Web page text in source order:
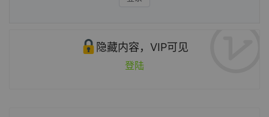
隐藏内容，VIP可见
登陆